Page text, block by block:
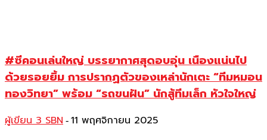
#ซีคอนเล่นใหญ่ บรรยากาศสุดอบอุ่น เนืองแน่นไป
ด้วยรอยยิ้ม การปรากฏตัวของเหล่านักเตะ “ทีมหมอน
ทองวิทยา” พร้อม “รถขนฝัน” นักสู้ทีมเล็ก หัวใจใหญ่
ผู้เขียน 3 SBN - 11 พฤศจิกายน 2025